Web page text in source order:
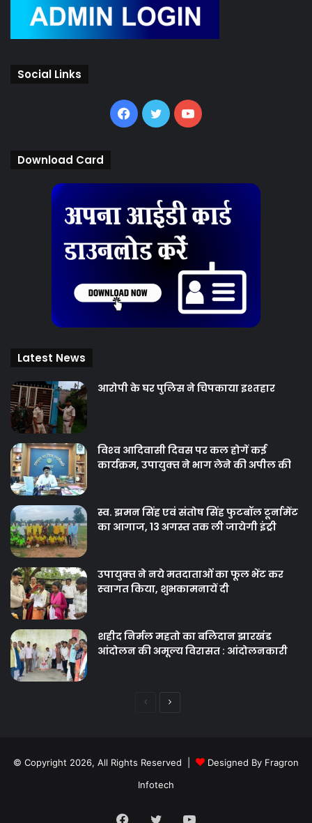
Social Links
Facebook
TwitterYouTube
Download Card
Latest News
आरोपी के घर पुलिस ने चिपकाया इश्तहार
विश्‍व आदिवासी दिवस पर कल होगें कई
कार्यक्रम, उपायुक्‍त ने भाग लेने की अपील की
स्व. झमन सिंह एवं संतोष सिंह फुटबॉल टूर्नामेंट
का आगाज, 13 अगस्त तक ली जायेगी इंट्री
उपायुक्‍त ने नये मतदाताओंं का फूल भेंट कर
स्‍वागत किया, शुभकामनायें दी
शहीद निर्मल महतो का बलिदान झारखंड
आंदोलन की अमूल्य विरासत : आंदोलनकारी
PreviousNext
© Copyright 2026, All Rights Reserved |
Designed By Fragron
Infotech
Facebook
TwitterYouTube